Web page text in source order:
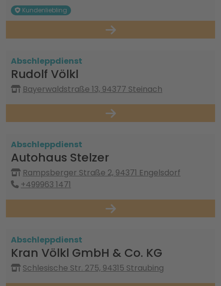
Kundenliebling
Abschleppdienst
Rudolf Völkl
Bayerwaldstraße 13, 94377 Steinach
Abschleppdienst
Autohaus Stelzer
Rampsberger Straße 2, 94371 Engelsdorf
+499963 1471
Abschleppdienst
Kran Völkl GmbH & Co. KG
Schlesische Str. 275, 94315 Straubing